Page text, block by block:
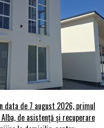
data de 7 august 2026, primul
de asistență și recuperare